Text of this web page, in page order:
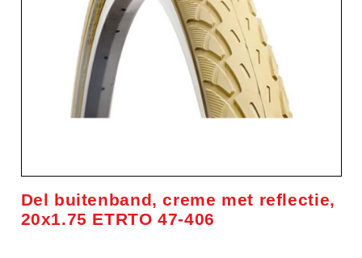
Del buitenband, creme met reflectie,
20x1.75 ETRTO 47-406